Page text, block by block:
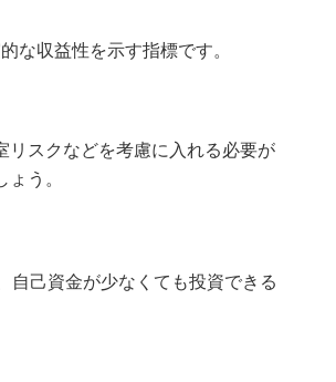
な収益性を示す指標です。
リスクなどを考慮に入れる必要が
う。
自己資金が少なくても投資できる